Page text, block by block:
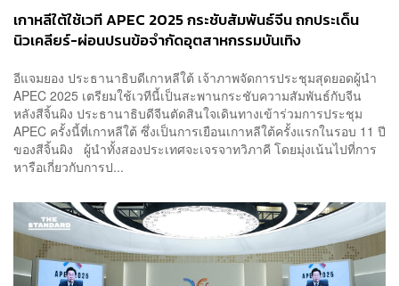
เกาหลีใต้ใช้เวที APEC 2025 กระชับสัมพันธ์จีน ถกประเด็น
นิวเคลียร์-ผ่อนปรนข้อจำกัดอุตสาหกรรมบันเทิง
อีแจมยอง ประธานาธิบดีเกาหลีใต้ เจ้าภาพจัดการประชุมสุดยอดผู้นำ
APEC 2025 เตรียมใช้เวทีนี้เป็นสะพานกระชับความสัมพันธ์กับจีน
หลังสีจิ้นผิง ประธานาธิบดีจีนตัดสินใจเดินทางเข้าร่วมการประชุม
APEC ครั้งนี้ที่เกาหลีใต้ ซึ่งเป็นการเยือนเกาหลีใต้ครั้งแรกในรอบ 11 ปี
ของสีจิ้นผิง ผู้นำทั้งสองประเทศจะเจรจาทวิภาคี โดยมุ่งเน้นไปที่การ
หารือเกี่ยวกับการป...